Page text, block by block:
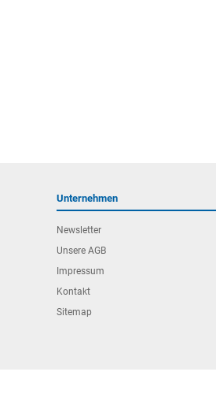
Unternehmen
Newsletter
Unsere AGB
Impressum
Kontakt
Sitemap